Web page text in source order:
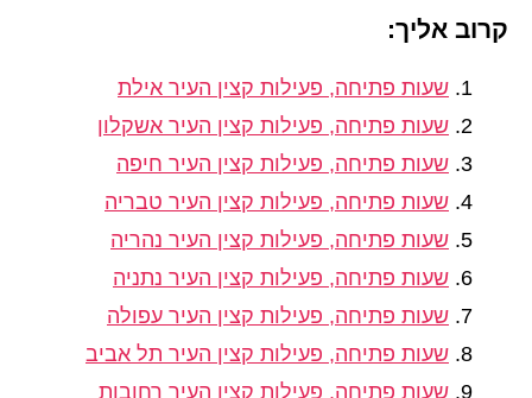
קרוב אליך:
שעות פתיחה, פעילות קצין העיר אילת
שעות פתיחה, פעילות קצין העיר אשקלון
שעות פתיחה, פעילות קצין העיר חיפה
שעות פתיחה, פעילות קצין העיר טבריה
שעות פתיחה, פעילות קצין העיר נהריה
שעות פתיחה, פעילות קצין העיר נתניה
שעות פתיחה, פעילות קצין העיר עפולה
שעות פתיחה, פעילות קצין העיר תל אביב
שעות פתיחה, פעילות קצין העיר רחובות